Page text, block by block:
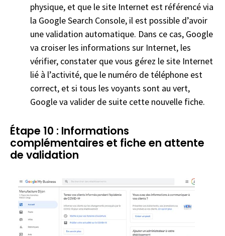
physique, et que le site Internet est référencé via
la Google Search Console, il est possible d’avoir
une validation automatique. Dans ce cas, Google
va croiser les informations sur Internet, les
vérifier, constater que vous gérez le site Internet
lié à l’activité, que le numéro de téléphone est
correct, et si tous les voyants sont au vert,
Google va valider de suite cette nouvelle fiche.
Étape 10 : Informations
complémentaires et fiche en attente
de validation